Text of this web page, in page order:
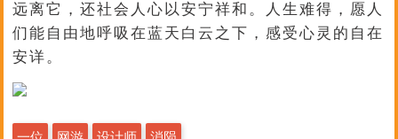
远离它，还社会人心以安宁祥和。人生难得，愿人
们能自由地呼吸在蓝天白云之下，感受心灵的自在
安详。